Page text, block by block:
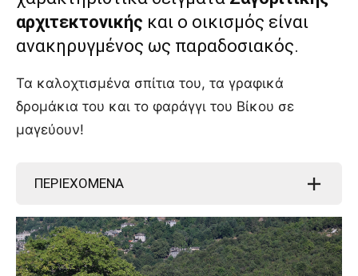
αρχιτεκτονικής και ο οικισμός είναι
ανακηρυγμένος ως παραδοσιακός.
Τα καλοχτισμένα σπίτια του, τα γραφικά
δρομάκια του και το φαράγγι του Βίκου σε
μαγεύουν!
ΠΕΡΙΕΧΟΜΕΝΑ